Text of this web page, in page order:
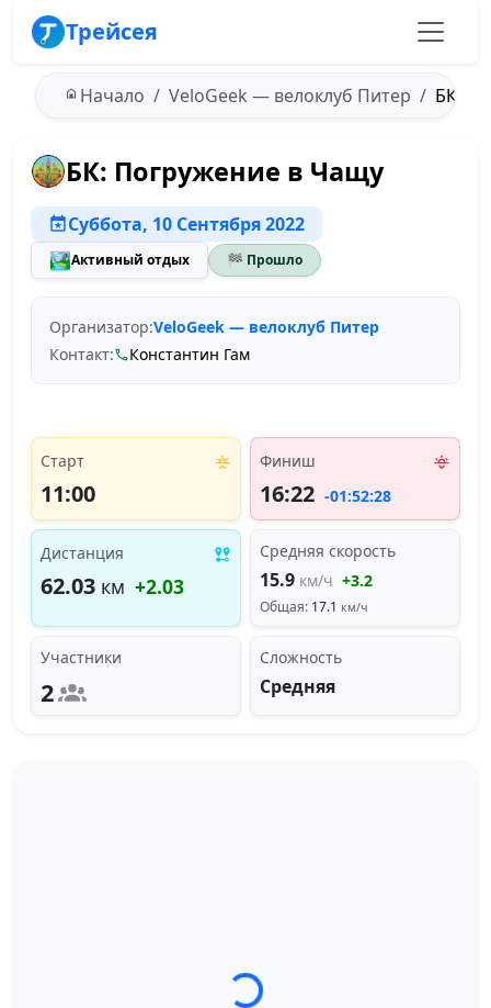
Трейсея
Начало VeloGeek — велоклуб Питер БК:
БК: Погружение в Чащу
Суббота, 10 Сентября 2022
🏞️Активный отдых 🏁 Прошло
Организатор:VeloGeek — велоклуб Питер
Контакт:
Константин Гам
Старт
11:00
Финиш
16:22 -01:52:28
Дистанция
62.03 км +2.03
Средняя скорость
15.9 км/ч +3.2
Общая: 17.1 км/ч
Участники
2
Сложность
Средняя
Загрузка трека...